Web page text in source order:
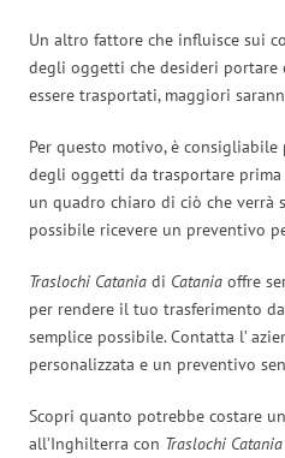
Un altro fattore che influisce sui
degli oggetti che desideri portare
essere trasportati, maggiori
Per questo motivo, è
degli oggetti da trasportare
un quadro chiaro di ciò che verrà
possibile ricevere un preventivo
Traslochi Catania di Catania offre
per rendere il tuo trasferimento da
semplice possibile. Contatta l’
personalizzata e un preventivo
Scopri quanto potrebbe costare
all’Inghilterra con Traslochi Catania